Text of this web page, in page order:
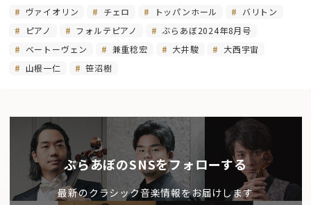
ヴァイオリン チェロ トッパンホール
バリトン
ピアノ
フォルテピアノ
ぶらあぼ2024年8月号
ベートーヴェン
兼重稔宏 大井駿
大西宇宙
山根一仁
笹沼樹
ぶらあぼのSNSをフォローする
最新のクラシック音楽情報をお届けします